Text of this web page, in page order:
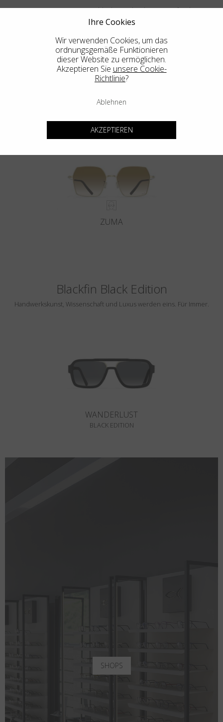
Aus einem massiven Titanblock. Die Klassiker, Neu erfunden.
MENDOCINO
ZUMA
Blackfin Black Edition
Handwerkskunst, Wissenschaft und Luxus werden eins. Für Immer.
WANDERLUST
BLACK EDITION
SHOPS
Ihre Cookies
Wir verwenden Cookies, um das
ordnungsgemäße Funktionieren
dieser Website zu ermöglichen.
Akzeptieren Sie unsere Cookie-
Richtlinie?
Ablehnen
AKZEPTIEREN